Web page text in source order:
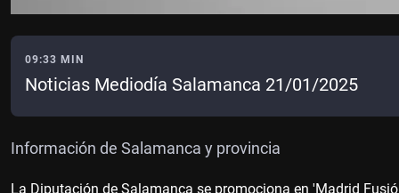
09:33 MIN
Noticias Mediodía Salamanca 21/01/2025
Información de Salamanca y provincia
La Diputación de Salamanca se promociona en 'Madrid